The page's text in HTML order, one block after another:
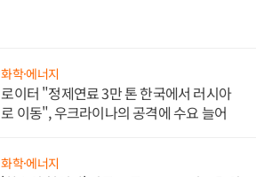
화학·에너지
로이터 "정제연료 3만 톤 한국에서 러시아
로 이동", 우크라이나의 공격에 수요 늘어
화학·에너지